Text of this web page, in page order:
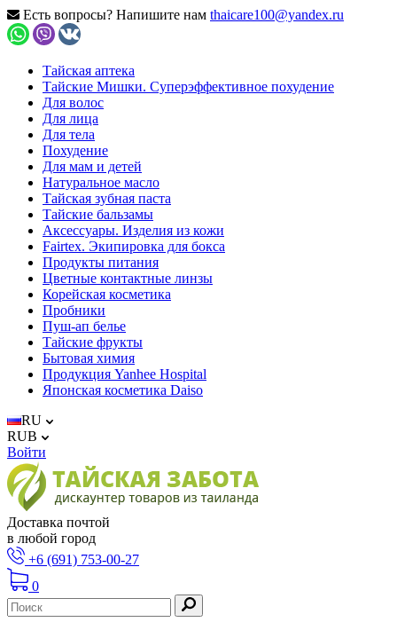
Есть вопросы? Напишите нам thaicare100@yandex.ru
Тайская аптека
Тайские Мишки. Суперэффективное похудение
Для волос
Для лица
Для тела
Похудение
Для мам и детей
Натуральное масло
Тайская зубная паста
Тайские бальзамы
Аксессуары. Изделия из кожи
Fairtex. Экипировка для бокса
Продукты питания
Цветные контактные линзы
Корейская косметика
Пробники
Пуш-ап белье
Тайские фрукты
Бытовая химия
Продукция Yanhee Hospital
Японская косметика Daiso
RU
RUB
Войти
Доставка почтой
в любой город
+6 (691) 753-00-27
0